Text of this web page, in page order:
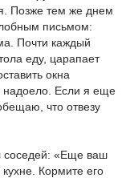
Позже тем же днем
письмом:
Почти каждый
еду, царапает
окна
надоело. Если я еще
что отвезу
соседей: «Еще ваш
Кормите его